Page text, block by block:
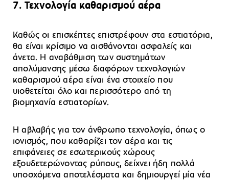
7. Τεχνολογία καθαρισμού αέρα
Καθώς οι επισκέπτες επιστρέφουν στα εστιατόρια,
θα είναι κρίσιμο να αισθάνονται ασφαλείς και
άνετα. Η αναβάθμιση των συστημάτων
απολύμανσης μέσω διαφόρων τεχνολογιών
καθαρισμού αέρα είναι ένα στοιχείο που
υιοθετείται όλο και περισσότερο από τη
βιομηχανία εστιατορίων.
Η αβλαβής για τον άνθρωπο τεχνολογία, όπως ο
ιονισμός, που καθαρίζει τον αέρα και τις
επιφάνειες σε εσωτερικούς χώρους
εξουδετερώνοντας ρύπους, δείχνει ήδη πολλά
υποσχόμενα αποτελέσματα και δημιουργεί μία νέα